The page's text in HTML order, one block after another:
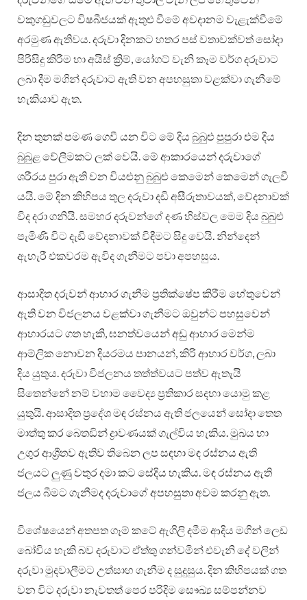
වකුගඩුවලට විෂබීජයක් ඇතුළු වීමේ අවදානම වැළැක්වීමේ
අරමුණ ඇතිවය. දරුවා දිනකට හතර පස් වතාවක්වත් සෝදා
පිරිසිදු කිරීම හා අයිස් ක්‍රිම්, යෝගට් වැනි කෑම වර්ග දරුවාට
ලබා දීම මගින් දරුවාට ඇති වන අපහසුතා වළක්වා ගැනීමේ
හැකියාව ඇත.
දින තුනක් පමණ ගෙවී යන විට මේ දිය බුබුළු පුපුරා එම දිය
බුබුළ වේලීමකට ලක් වෙයි. මේ ආකාරයෙන් දරුවාගේ
ශරීරය පුරා ඇති වන වියළුනු බුබුළු කෙමෙන් කෙමෙන් ගැලවී
යයි. මේ දින කිහිපය තුල දරුවා දඩි අසීරුතාවයක්, වේදනාවක්
විද දරා ගනියි. සමහර දරුවන්ගේ දණ හිස්වල මෙම දිය බුබුළු
පැමිණි විට දැඩි වේදනාවක් විඳීමට සිදු වෙයි. නින්දෙන්
ඇහැරී එකවරම ඇවිද ගැනීමට පවා අපහසුය.
ආසාදිත දරුවන් ආහාර ගැනීම ප්‍රතික්ෂේප කිරීම හේතුවෙන්
ඇති වන විජලනය වළක්වා ගැනීමට ඔවුන්ට පහසුවෙන්
ආහාරයට ගත හැකි, ඝනත්වයෙන් අඩු ආහාර මෙන්ම
ආම්ලික නොවන දියරමය පානයන්, කිරි ආහාර වර්ග, ලබා
දිය යුතුය. දරුවා විජලනය තත්ත්වයට පත්ව ඇතැයි
සිතෙන්නේ නම් වහාම වෛද්‍ය ප්‍රතිකාර සදහා යොමු කළ
යුතුයි. ආසාදිත ප්‍රදේශ මඳ රස්නය ඇති ජලයෙන් සෝදා තෙත
මාත්තු කර බෙතඩින් ද්‍රාවණයක් ගැල්විය හැකිය. මුඛය හා
උගුර ආශ්‍රීතව ඇතිව තිබෙන ලප සඳහා මඳ රස්නය ඇති
ජලයට ලුණු වතුර දමා කට සේදිය හැකිය. මඳ රස්නය ඇති
ජලය බීමට ගැනීමද දරුවාගේ අපහසුතා අවම කරනු ඇත.
විශේෂයෙන් අතපත ගෑම් කටේ ඇගිලි දමීම ආදිය මගින් ලෙඩ
බෝවිය හැකි බව දරුවාට ඒත්තු ගන්වමින් එවැනි දේ වලින්
දරුවා මුදවාලීමට උත්සාහ ගැනීම ද සුදුසුය. දින කිහිපයක් ගත
වන විට දරුවා නැවතත් පෙර පරිදිම සෞඛ්‍ය සම්පන්නව